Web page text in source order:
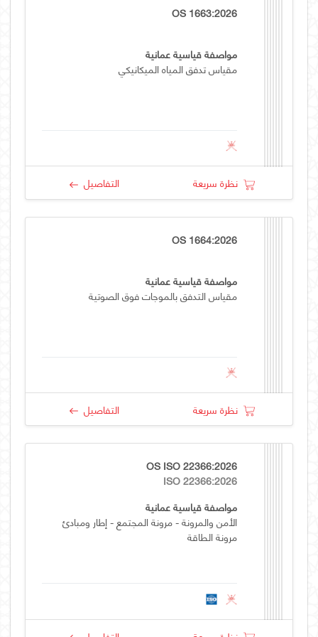
OS 1663:2026
مواصفة قياسية عمانية
مقياس تدفق المياه الميكانيكي
نظرة سريعة التفاصيل
OS 1664:2026
مواصفة قياسية عمانية
مقياس التدفق بالموجات فوق الصوتية
نظرة سريعة التفاصيل
OS ISO 22366:2026
ISO 22366:2026
مواصفة قياسية عمانية
الأمن والمرونة - مرونة المجتمع - إطار ومبادئ
مرونة الطاقة